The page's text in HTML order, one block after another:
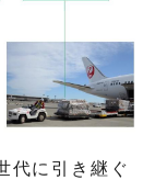
代に引き継ぐ